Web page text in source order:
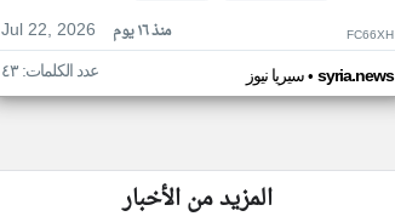
Jul 22, 2026
منذ ١٦ يوم FC66XH
سيريا نيوز• syria.news عدد الكلمات: ٤٣
المزيد من الأخبار